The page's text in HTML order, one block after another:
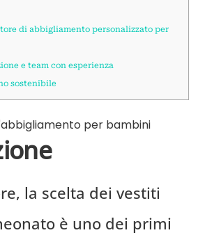
di abbigliamento personalizzato per
e team con esperienza
sostenibile
la scelta dei vestiti
è uno dei primi